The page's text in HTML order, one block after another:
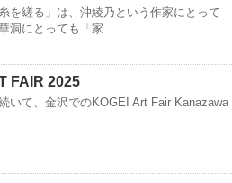
を縒る」は、沖綾乃という作家にとって
洞にとっても「家 …
FAIR 2025
いて、金沢でのKOGEI Art Fair Kanazawa